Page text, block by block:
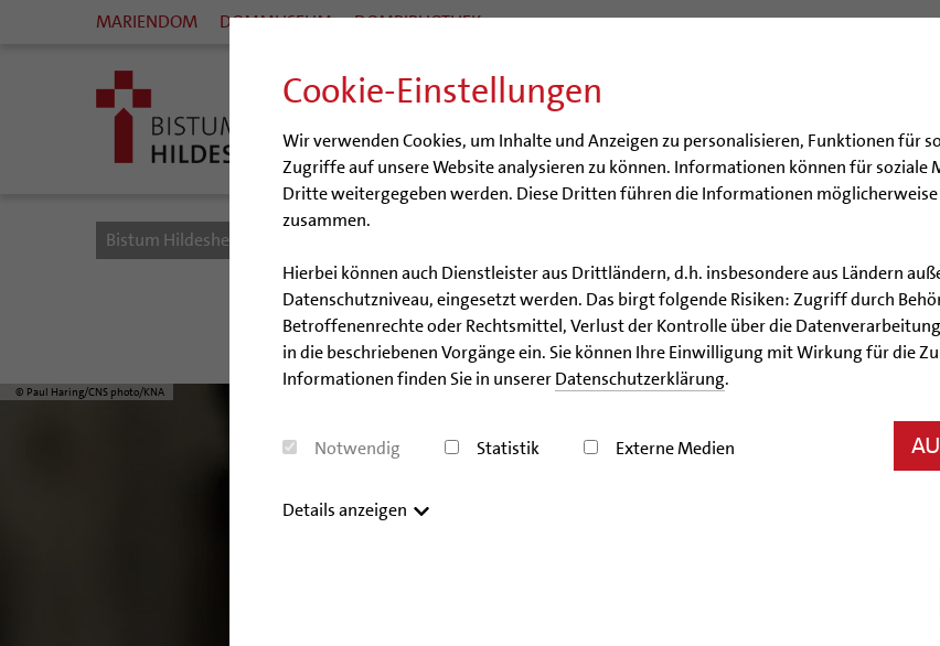
Cookie-Einstellungen
Wir verwenden Cookies, um Inhalte und Anzeigen zu personalisieren, Funktionen für
Zugriffe auf unsere Website analysieren zu können. Informationen können für soziale
Dritte weitergegeben werden. Diese Dritten führen die Informationen möglicherweise
zusammen.
Hierbei können auch Dienstleister aus Drittländern, d.h. insbesondere aus Ländern
Datenschutzniveau, eingesetzt werden. Das birgt folgende Risiken: Zugriff durch
Betroffenenrechte oder Rechtsmittel, Verlust der Kontrolle über die
in die beschriebenen Vorgänge ein. Sie können Ihre Einwilligung mit Wirkung für die
Informationen finden Sie in unsererDatenschutzerklärung.
Notwendig Statistik Externe Medien
Details anzeigen
MARIENDOM DOMMUSEUM DOMBIBLIOTHEK
BISTUM BERATUNG & HILFE
Bistum Hildesheim
Fronleichnam
© Paul Haring/CNS photo/KNA